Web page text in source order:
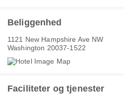
Beliggenhed
1121 New Hampshire Ave NW
Washington 20037-1522
Faciliteter og tjenester